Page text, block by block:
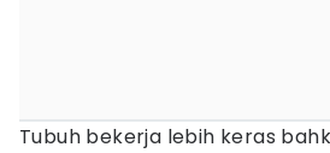
Tubuh bekerja lebih keras